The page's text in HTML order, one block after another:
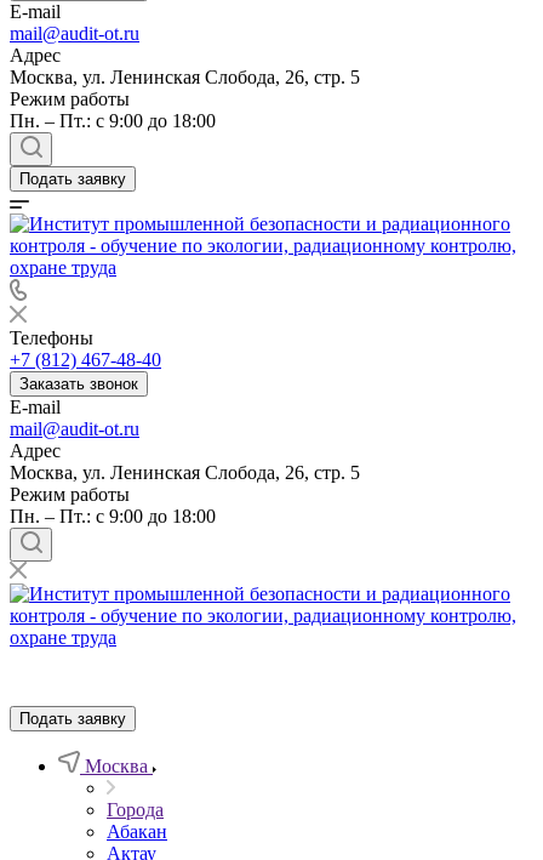
E-mail
mail@audit-ot.ru
Адрес
Москва, ул. Ленинская Слобода, 26, стр. 5
Режим работы
Пн. – Пт.: с 9:00 до 18:00
Подать заявку
Телефоны
+7 (812) 467-48-40
Заказать звонок
E-mail
mail@audit-ot.ru
Адрес
Москва, ул. Ленинская Слобода, 26, стр. 5
Режим работы
Пн. – Пт.: с 9:00 до 18:00
Подать заявку
Москва
Города
Абакан
Актау